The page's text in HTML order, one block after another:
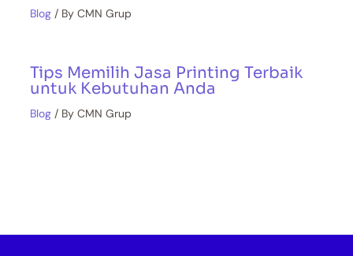
Blog/ By CMN Grup
Tips Memilih Jasa Printing Terbaik
untuk Kebutuhan Anda
Blog/ By CMN Grup